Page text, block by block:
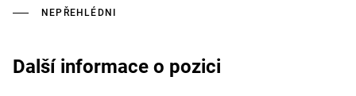
NEPŘEHLÉDNI
Další informace o pozici